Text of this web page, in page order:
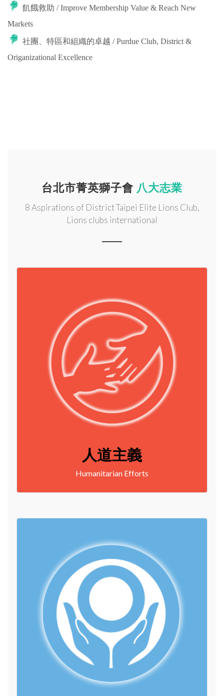
飢餓救助 / Improve Membership Value & Reach New
Markets
社團、特區和組織的卓越 / Purdue Club, District &
Origanizational Excellence
台北市菁英獅子會 八大志業
8 Aspirations of District Taipei Elite Lions Club,
Lions clubs international
人道主義
Humanitarian Efforts